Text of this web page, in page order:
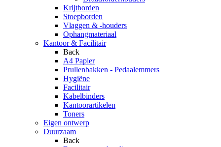
Krijtborden
Stoepborden
Vlaggen & -houders
Ophangmateriaal
Kantoor & Facilitair
Back
A4 Papier
Prullenbakken - Pedaalemmers
Hygiëne
Facilitair
Kabelbinders
Kantoorartikelen
Toners
Eigen ontwerp
Duurzaam
Back